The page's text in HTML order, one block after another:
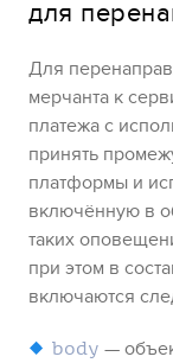
для
Для
мерчанта к
платежа с
принять
платформы и
включённую в
таких
при этом в
включаются
body —